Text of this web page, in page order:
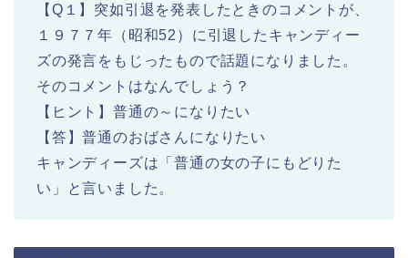
【Q１】突如引退を発表したときのコメントが、
１９７７年（昭和52）に引退したキャンディー
ズの発言をもじったもので話題になりました。
そのコメントはなんでしょう？
【ヒント】普通の～になりたい
【答】普通のおばさんになりたい
キャンディーズは「普通の女の子にもどりた
い」と言いました。